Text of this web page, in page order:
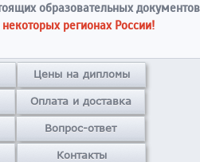
образовательных документов
регионах России!
Цены на дипломы
Оплата и доставка
Вопрос-ответ
Контакты